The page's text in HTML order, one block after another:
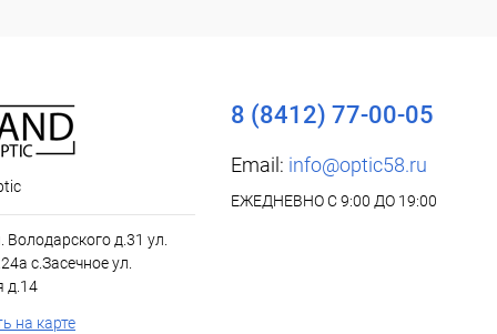
Володарского д.31 ул.
с.Засечное ул.
д.14
на карте
8 (8412) 77-00-05
Email: info@optic58.ru
ЕЖЕДНЕВНО С 9:00 ДО 19:00